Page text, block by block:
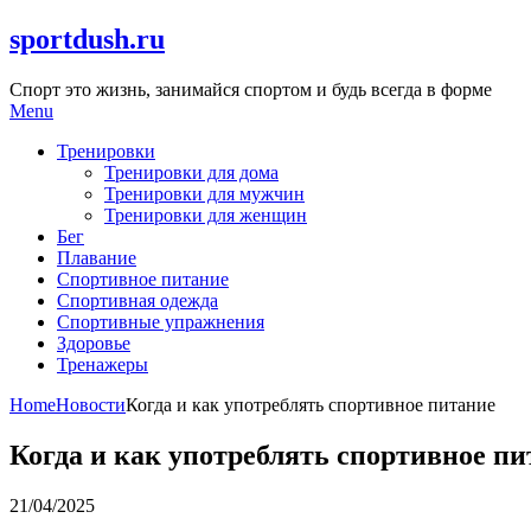
Skip
to
sportdush.ru
Спорт это жизнь, занимайся спортом и будь всегда в форме
Menu
Тренировки
Тренировки для дома
Тренировки для мужчин
Тренировки для женщин
Бег
Плавание
Спортивное питание
Спортивная одежда
Спортивные упражнения
Здоровье
Тренажеры
HomeНовостиКогда и как употреблять спортивное питание
Когда и как употреблять спортивное
21/04/2025